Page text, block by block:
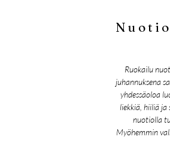
Ruokailu
juhannuksena
yhdessäoloa
liekkiä, hiiliä
nuotiolla
Myöhemmin